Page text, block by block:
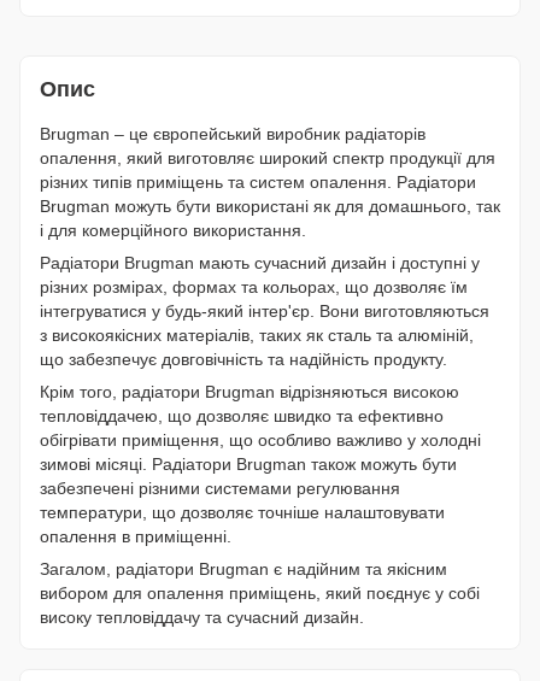
Опис
Brugman – це європейський виробник радіаторів
опалення, який виготовляє широкий спектр продукції для
різних типів приміщень та систем опалення. Радіатори
Brugman можуть бути використані як для домашнього, так
і для комерційного використання.
Радіатори Brugman мають сучасний дизайн і доступні у
різних розмірах, формах та кольорах, що дозволяє їм
інтегруватися у будь-який інтер'єр. Вони виготовляються
з високоякісних матеріалів, таких як сталь та алюміній,
що забезпечує довговічність та надійність продукту.
Крім того, радіатори Brugman відрізняються високою
тепловіддачею, що дозволяє швидко та ефективно
обігрівати приміщення, що особливо важливо у холодні
зимові місяці. Радіатори Brugman також можуть бути
забезпечені різними системами регулювання
температури, що дозволяє точніше налаштовувати
опалення в приміщенні.
Загалом, радіатори Brugman є надійним та якісним
вибором для опалення приміщень, який поєднує у собі
високу тепловіддачу та сучасний дизайн.